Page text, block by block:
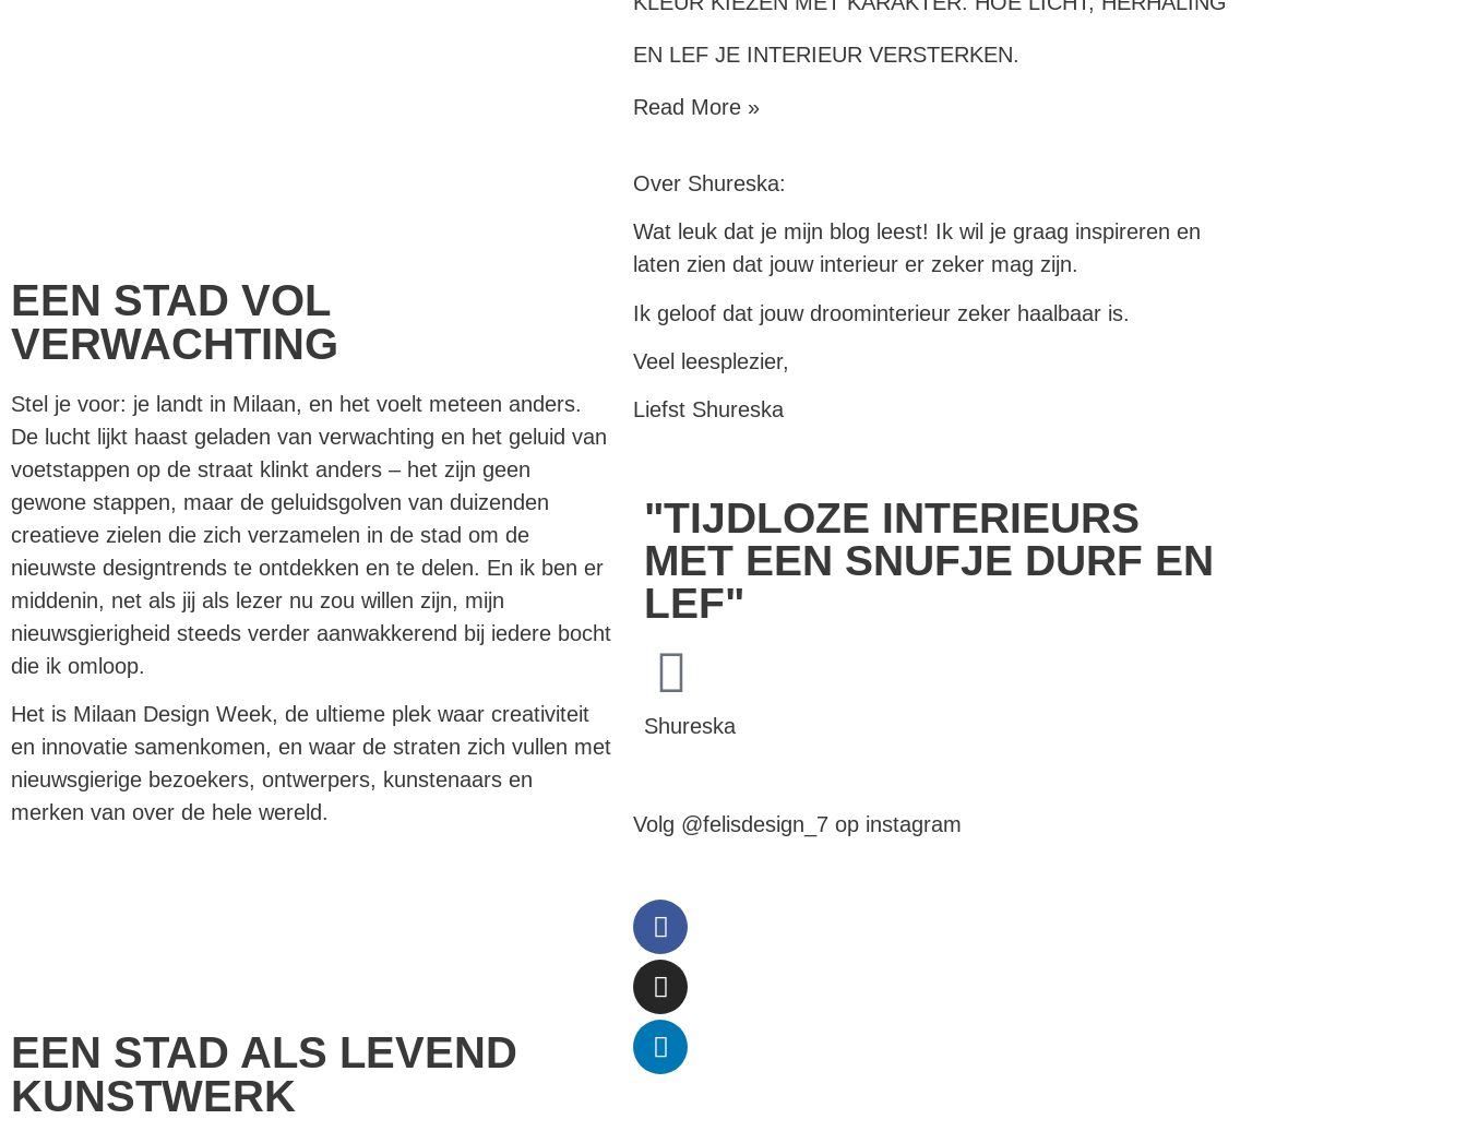
EEN STAD VOL
VERWACHTING
Stel je voor: je landt in Milaan, en het voelt meteen anders.
De lucht lijkt haast geladen van verwachting en het geluid van
voetstappen op de straat klinkt anders – het zijn geen
gewone stappen, maar de geluidsgolven van duizenden
creatieve zielen die zich verzamelen in de stad om de
nieuwste designtrends te ontdekken en te delen. En ik ben er
middenin, net als jij als lezer nu zou willen zijn, mijn
nieuwsgierigheid steeds verder aanwakkerend bij iedere bocht
die ik omloop.
Het is Milaan Design Week, de ultieme plek waar creativiteit
en innovatie samenkomen, en waar de straten zich vullen met
nieuwsgierige bezoekers, ontwerpers, kunstenaars en
merken van over de hele wereld.
EEN STAD ALS LEVEND
KUNSTWERK
EN LEF JE INTERIEUR VERSTERKEN.
Read More »
Over Shureska:
Wat leuk dat je mijn blog leest! Ik wil je graag inspireren en
laten zien dat jouw interieur er zeker mag zijn.
Ik geloof dat jouw droominterieur zeker haalbaar is.
Veel leesplezier,
Liefst Shureska
"TIJDLOZE INTERIEURS
MET EEN SNUFJE DURF EN
LEF"
Shureska
Volg @felisdesign_7 op instagram